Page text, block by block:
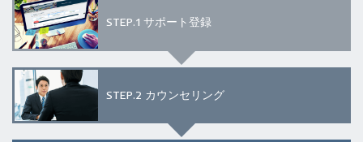
STEP.1 サポート登録
STEP.2 カウンセリング